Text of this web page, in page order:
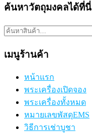
ค้นหาวัตถุมงคลได้ที่นี่
ค้นหา:
เมนูร้านค้า
หน้าแรก
พระเครื่องเปิดจอง
พระเครื่องทั้งหมด
หมายเลขพัสดุEMS
วิธีการเช่าบูชา